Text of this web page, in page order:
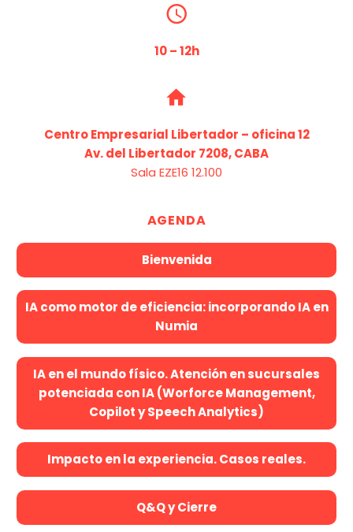
10 – 12h
Centro Empresarial Libertador – oficina 12
Av. del Libertador 7208, CABA
Sala EZE16 12.100
AGENDA
Bienvenida
IA como motor de eficiencia: incorporando IA en
Numia
IA en el mundo físico. Atención en sucursales
potenciada con IA (Worforce Management,
Copilot y Speech Analytics)
Impacto en la experiencia. Casos reales.
Q&Q y Cierre